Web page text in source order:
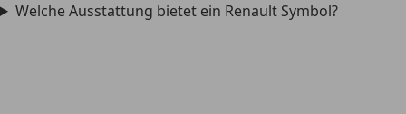
Welche Ausstattung bietet ein Renault Symbol?